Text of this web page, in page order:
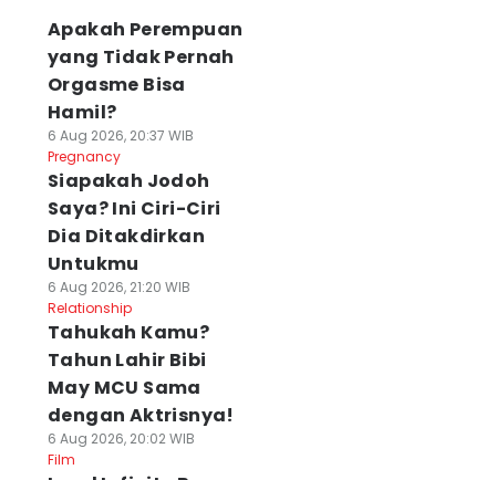
Apakah Perempuan
yang Tidak Pernah
Orgasme Bisa
Hamil?
6 Aug 2026, 20:37 WIB
Pregnancy
Siapakah Jodoh
Saya? Ini Ciri-Ciri
Dia Ditakdirkan
Untukmu
6 Aug 2026, 21:20 WIB
Relationship
Tahukah Kamu?
Tahun Lahir Bibi
May MCU Sama
dengan Aktrisnya!
6 Aug 2026, 20:02 WIB
Film